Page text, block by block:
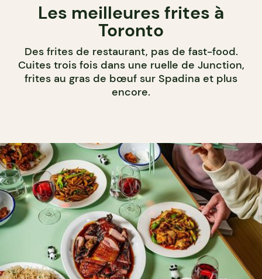
Les meilleures frites à
Toronto
Des frites de restaurant, pas de fast-food.
Cuites trois fois dans une ruelle de Junction,
frites au gras de bœuf sur Spadina et plus
encore.